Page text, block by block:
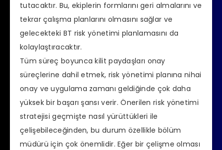
tutacaktır. Bu, ekiplerin formlarını geri almalarını ve
tekrar çalışma planlarını olmasını sağlar ve
gelecekteki BT risk yönetimi planlamasını da
kolaylaştıracaktır.
Tüm süreç boyunca kilit paydaşları onay
süreçlerine dahil etmek, risk yönetimi planına nihai
onay ve uygulama zamanı geldiğinde çok daha
yüksek bir başarı şansı verir. Önerilen risk yönetimi
stratejisi geçmişte nasıl yürüttükleri ile
çelişebileceğinden, bu durum özellikle bölüm
müdürü için çok önemlidir. Eğer bir çelişme olması